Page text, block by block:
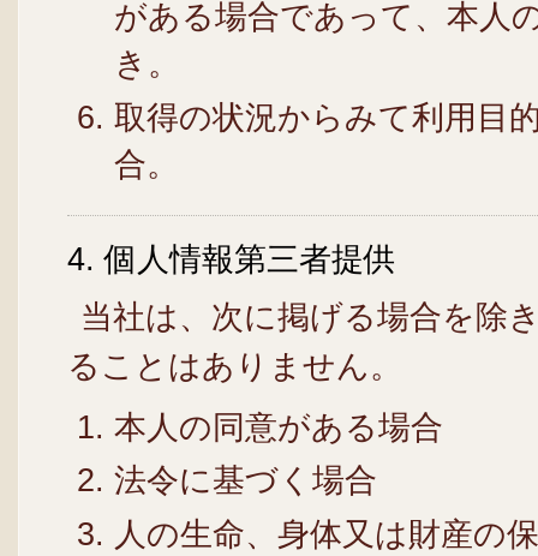
がある場合であって、本人
き。
取得の状況からみて利用目
合。
4. 個人情報第三者提供
当社は、次に掲げる場合を除
ることはありません。
本人の同意がある場合
法令に基づく場合
人の生命、身体又は財産の